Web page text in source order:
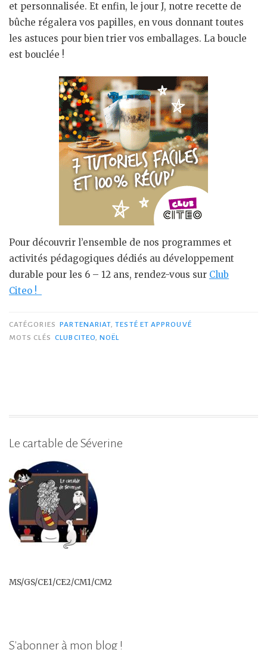
et personnalisée. Et enfin, le jour J, notre recette de
bûche régalera vos papilles, en vous donnant toutes
les astuces pour bien trier vos emballages. La boucle
est bouclée !
Pour découvrir l’ensemble de nos programmes et
activités pédagogiques dédiés au développement
durable pour les 6 – 12 ans, rendez-vous sur Club
Citeo !
CATÉGORIES PARTENARIAT,TESTÉ ET APPROUVÉ
MOTS CLÉS CLUBCITEO,NOËL
Le cartable de Séverine
MS/GS/CE1/CE2/CM1/CM2
S'abonner à mon blog !